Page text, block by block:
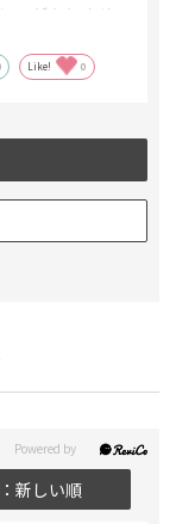
スがありませ
な家族が重宝
お世話になっ
Like! 0
新しい順